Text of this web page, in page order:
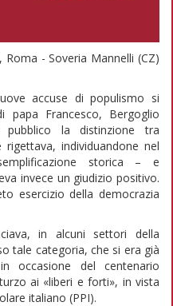
Roma - Soveria Mannelli (CZ)
accuse di populismo si
papa Francesco, Bergoglio
la distinzione tra
individuandone nel
storica – e
invece un giudizio positivo.
esercizio della democrazia
in alcuni settori della
tale categoria, che si era già
occasione del centenario
ai «liberi e forti», in vista
italiano (PPI).